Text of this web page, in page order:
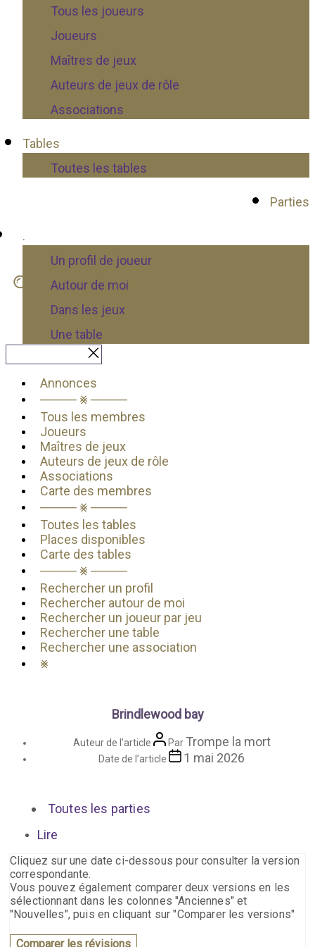
Tous les joueurs
Joueurs
Maîtres de jeux
Auteurs de jeux de rôle
Associations
Tables
Toutes les tables
Parties
.
Un profil de joueur
Autour de moi
Dans les jeux
Une table
Annonces
──── ⨳ ────
Tous les membres
Joueurs
Maîtres de jeux
Auteurs de jeux de rôle
Associations
Carte des membres
──── ⨳ ────
Toutes les tables
Places disponibles
Carte des tables
──── ⨳ ────
Rechercher un profil
Rechercher autour de moi
Rechercher un joueur par jeu
Rechercher une table
Rechercher une association
⨳
Brindlewood bay
Auteur de l’article Par Trompe la mort
Date de l’article 1 mai 2026
Toutes les parties
Lire
Cliquez sur une date ci-dessous pour consulter la version
correspondante.
Vous pouvez également comparer deux versions en les
sélectionnant dans les colonnes "Anciennes" et
"Nouvelles", puis en cliquant sur "Comparer les versions"